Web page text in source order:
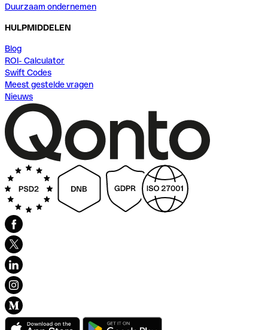
Duurzaam ondernemen
HULPMIDDELEN
Blog
ROI- Calculator
Swift Codes
Meest gestelde vragen
Nieuws